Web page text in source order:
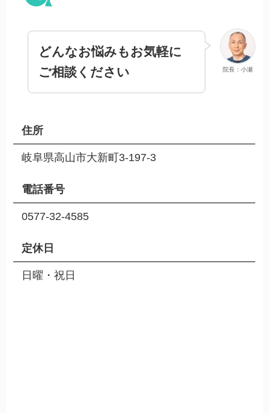
院長：小瀬
どんなお悩みもお気軽に
ご相談ください
住所
岐阜県高山市大新町3-197-3
電話番号
0577-32-4585
定休日
日曜・祝日